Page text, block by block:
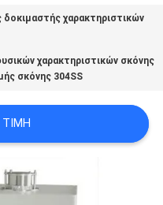
δοκιμαστής χαρακτηριστικών
χαρακτηριστικών σκόνης
σκόνης 304SS